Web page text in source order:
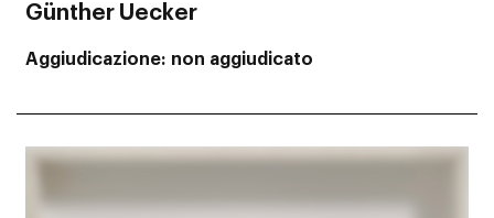
Günther Uecker
Aggiudicazione non aggiudicato